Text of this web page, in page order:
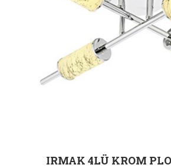
IRMAK 4LÜ KROM